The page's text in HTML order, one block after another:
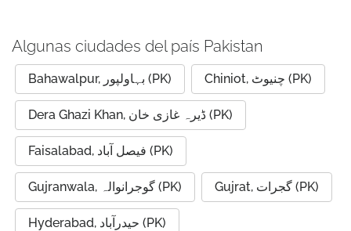
Algunas ciudades del país Pakistan
Bahawalpur, بہاولپور (PK) Chiniot, چنیوٹ (PK)
Dera Ghazi Khan, ڈیرہ غازی خان (PK)
Faisalabad, فیصل آباد (PK)
Gujranwala, گوجرانوالہ (PK) Gujrat, گجرات (PK)
Hyderabad, حیدرآباد (PK)